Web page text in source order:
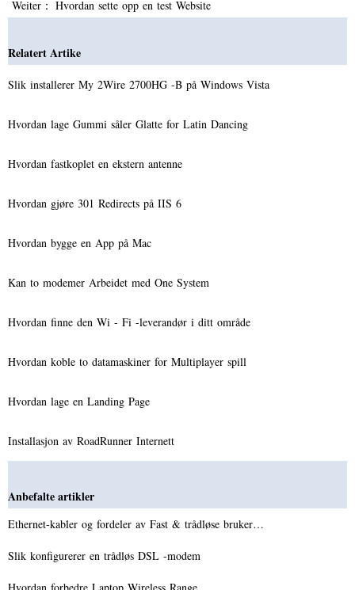
Weiter： Hvordan sette opp en test Website
Relatert Artike
Slik installerer My 2Wire 2700HG -B på Windows Vista
Hvordan lage Gummi såler Glatte for Latin Dancing
Hvordan fastkoplet en ekstern antenne
Hvordan gjøre 301 Redirects på IIS 6
Hvordan bygge en App på Mac
Kan to modemer Arbeidet med One System
Hvordan finne den Wi - Fi -leverandør i ditt område
Hvordan koble to datamaskiner for Multiplayer spill
Hvordan lage en Landing Page
Installasjon av RoadRunner Internett
Anbefalte artikler
Ethernet-kabler og fordeler av Fast & trådløse bruker…
Slik konfigurerer en trådløs DSL -modem